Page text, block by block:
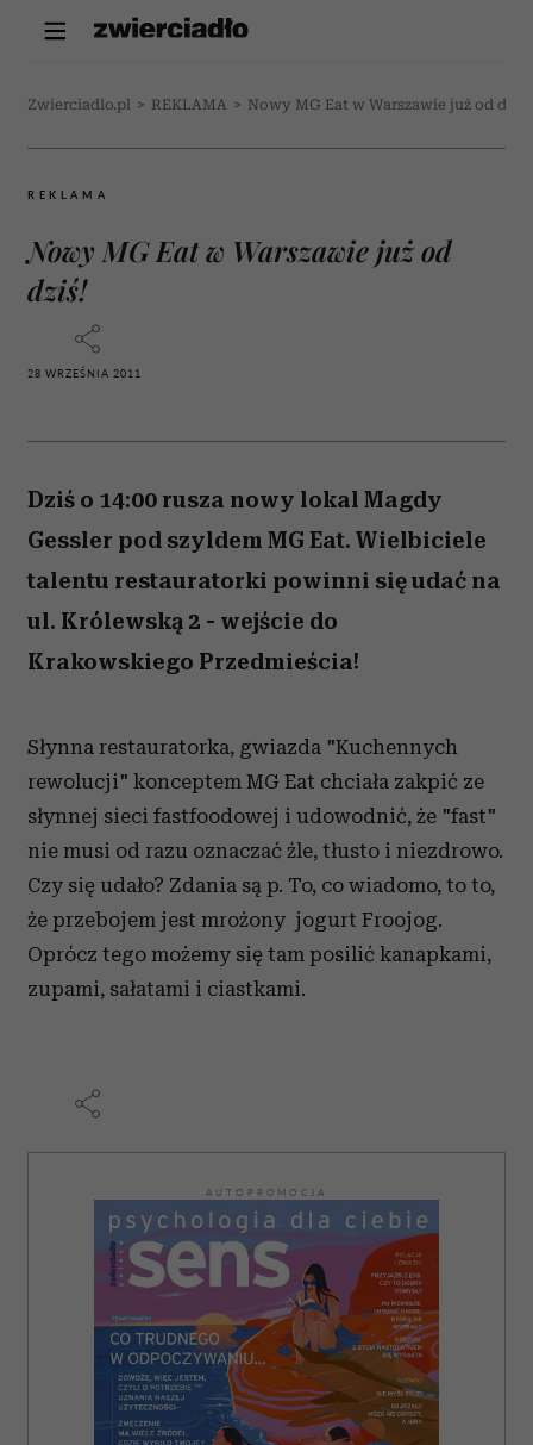
Zwierciadlo.pl > REKLAMA > Nowy MG Eat w Warszawie już od dziś!
REKLAMA
Nowy MG Eat w Warszawie już od
dziś!
28 WRZEŚNIA 2011
Dziś o 14:00 rusza nowy lokal Magdy
Gessler pod szyldem MG Eat. Wielbiciele
talentu restauratorki powinni się udać na
ul. Królewską 2 - wejście do
Krakowskiego Przedmieścia!
Słynna restauratorka, gwiazda "Kuchennych
rewolucji" konceptem MG Eat chciała zakpić ze
słynnej sieci fastfoodowej i udowodnić, że "fast"
nie musi od razu oznaczać źle, tłusto i niezdrowo.
Czy się udało? Zdania są p. To, co wiadomo, to to,
że przebojem jest mrożony jogurt Froojog.
Oprócz tego możemy się tam posilić kanapkami,
zupami, sałatami i ciastkami.
AUTOPROMOCJA